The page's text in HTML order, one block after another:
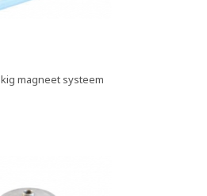
magneet systeem